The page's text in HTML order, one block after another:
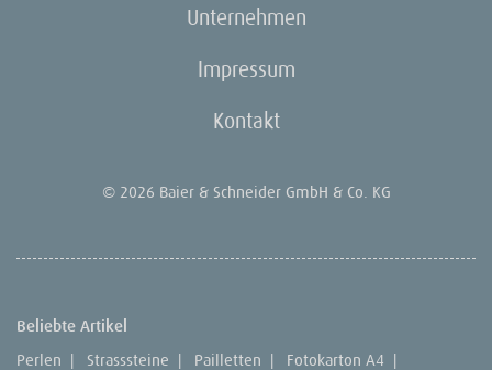
Unternehmen
Impressum
Kontakt
© 2026 Baier & Schneider GmbH & Co. KG
Beliebte Artikel
Perlen | Strasssteine | Pailletten | Fotokarton A4 |